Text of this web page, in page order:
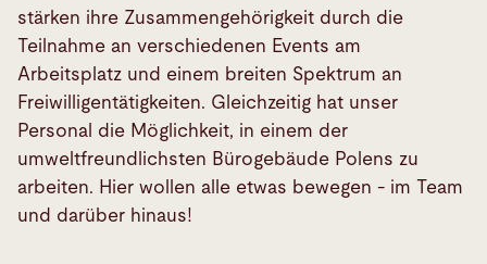
stärken ihre Zusammengehörigkeit durch die
Teilnahme an verschiedenen Events am
Arbeitsplatz und einem breiten Spektrum an
Freiwilligentätigkeiten. Gleichzeitig hat unser
Personal die Möglichkeit, in einem der
umweltfreundlichsten Bürogebäude Polens zu
arbeiten. Hier wollen alle etwas bewegen - im Team
und darüber hinaus!